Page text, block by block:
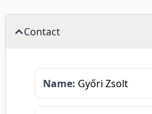
Contact
Name: Győri Zsolt